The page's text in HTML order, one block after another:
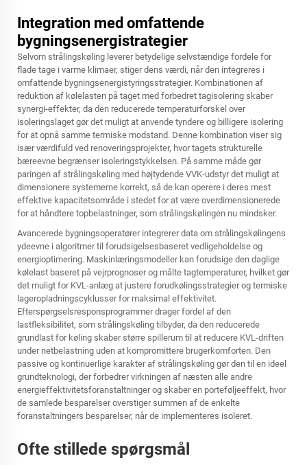
Integration med omfattende
bygningsenergistrategier
Selvom strålingskøling leverer betydelige selvstændige fordele for
flade tage i varme klimaer, stiger dens værdi, når den integreres i
omfattende bygningsenergistyringsstrategier. Kombinationen af
reduktion af kølelasten på taget med forbedret tagisolering skaber
synergi-effekter, da den reducerede temperaturforskel over
isoleringslaget gør det muligt at anvende tyndere og billigere isolering
for at opnå samme termiske modstand. Denne kombination viser sig
især værdifuld ved renoveringsprojekter, hvor tagets strukturelle
bæreevne begrænser isoleringstykkelsen. På samme måde gør
paringen af strålingskøling med højtydende VVK-udstyr det muligt at
dimensionere systemerne korrekt, så de kan operere i deres mest
effektive kapacitetsområde i stedet for at være overdimensionerede
for at håndtere topbelastninger, som strålingskølingen nu mindsker.
Avancerede bygningsoperatører integrerer data om strålingskølingens
ydeevne i algoritmer til forudsigelsesbaseret vedligeholdelse og
energioptimering. Maskinlæringsmodeller kan forudsige den daglige
kølelast baseret på vejrprognoser og målte tagtemperaturer, hvilket gør
det muligt for KVL-anlæg at justere forudkølingsstrategier og termiske
lageropladningscyklusser for maksimal effektivitet.
Efterspørgselsresponsprogrammer drager fordel af den
lastfleksibilitet, som strålingskøling tilbyder, da den reducerede
grundlast for køling skaber større spillerum til at reducere KVL-driften
under netbelastning uden at kompromittere brugerkomforten. Den
passive og kontinuerlige karakter af strålingskøling gør den til en ideel
grundteknologi, der forbedrer virkningen af næsten alle andre
energieffektivitetsforanstaltninger og skaber en porteføljeeffekt, hvor
de samlede besparelser overstiger summen af de enkelte
foranstaltningers besparelser, når de implementeres isoleret.
Ofte stillede spørgsmål